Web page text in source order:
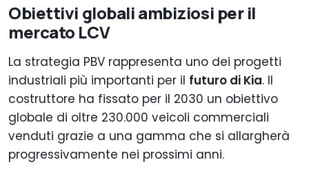
Obiettivi globali ambiziosi per il
mercato LCV
La strategia PBV rappresenta uno dei progetti
industriali più importanti per il futuro di Kia. Il
costruttore ha fissato per il 2030 un obiettivo
globale di oltre 230.000 veicoli commerciali
venduti grazie a una gamma che si allargherà
progressivamente nei prossimi anni.